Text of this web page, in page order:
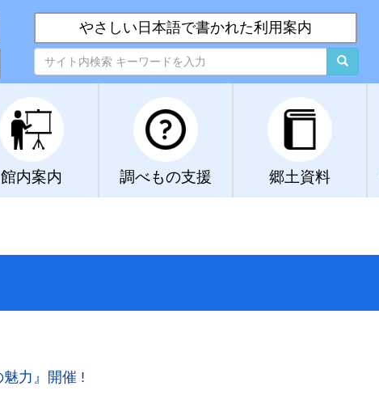
やさしい日本語で書かれた利用案内
館内案内 調べもの支援 郷土資料
力』開催 !